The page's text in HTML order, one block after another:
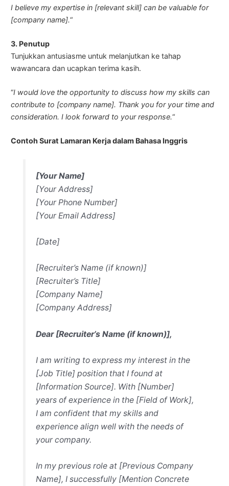
I believe my expertise in [relevant skill] can be valuable for
[company name].“
3. Penutup
Tunjukkan antusiasme untuk melanjutkan ke tahap
wawancara dan ucapkan terima kasih.
“I would love the opportunity to discuss how my skills can
contribute to [company name]. Thank you for your time and
consideration. I look forward to your response.“
Contoh Surat Lamaran Kerja dalam Bahasa Inggris
[Your Name]
[Your Address]
[Your Phone Number]
[Your Email Address]
[Date]
[Recruiter’s Name (if known)]
[Recruiter’s Title]
[Company Name]
[Company Address]
Dear [Recruiter’s Name (if known)],
I am writing to express my interest in the
[Job Title] position that I found at
[Information Source]. With [Number]
years of experience in the [Field of Work],
I am confident that my skills and
experience align well with the needs of
your company.
In my previous role at [Previous Company
Name], I successfully [Mention Concrete